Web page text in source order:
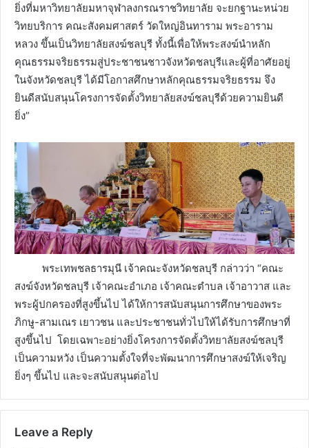
ยิ่งที่มหาวิทยาลัยมหาจุฬาลงกรณราชวิทยาลัย จะยกฐานะหน่วย
วิทยบริการ คณะสังคมศาสตร์ วัดใหญ่อินทาราม พระอาราม
หลวง ขึ้นเป็นวิทยาลัยสงฆ์ชลบุรี ทั้งนี้เพื่อให้พระสงฆ์นำหลัก
คุณธรรมจริยธรรมสู่ประชาชนชาวจังหวัดชลบุรีและผู้ที่อาศัยอยู่
ในจังหวัดชลบุรี ได้มีโอกาสศึกษาหลักคุณธรรมจริยธรรม จึง
ยินดีสนับสนุนโครงการจัดตั้งวิทยาลัยสงฆ์ชลบุรีด้วยความยินดี
ยิ่ง”
พระเทพชลธารมุนี เจ้าคณะจังหวัดชลบุรี กล่าวว่า “คณะ
สงฆ์จังหวัดชลบุรี เจ้าคณะอำเภอ เจ้าคณะตำบล เจ้าอาวาส และ
พระผู้ปกครองที่สูงขึ้นไป ได้ให้การสนับสนุนการศึกษาของพระ
ภิกษู-สามเณร เยาวชน และประชาชนทั่วไปให้ได้รับการศึกษาที่
สูงขึ้นไป โดยเฉพาะอย่างยิ่งโครงการจัดตั้งวิทยาลัยสงฆ์ชลบุรี
เป็นความหวัง เป็นความตั้งใจที่จะพัฒนาการศึกษาสงฆ์ให้เจริญ
ยิ่งๆ ขึ้นไป และจะสนับสนุนต่อไป
Leave a Reply